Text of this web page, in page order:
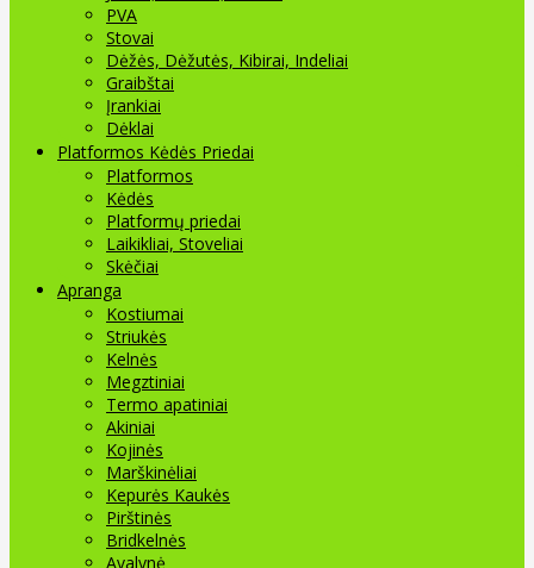
PVA
Stovai
Dėžės, Dėžutės, Kibirai, Indeliai
Graibštai
Įrankiai
Dėklai
Platformos Kėdės Priedai
Platformos
Kėdės
Platformų priedai
Laikikliai, Stoveliai
Skėčiai
Apranga
Kostiumai
Striukės
Kelnės
Megztiniai
Termo apatiniai
Akiniai
Kojinės
Marškinėliai
Kepurės Kaukės
Pirštinės
Bridkelnės
Avalynė